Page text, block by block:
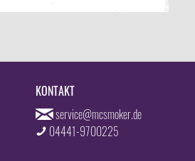
KONTAKT
service@mcsmoker.de
04441-9700225